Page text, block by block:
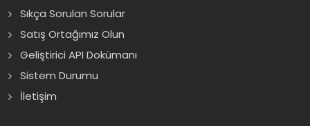
Sıkça Sorulan Sorular
Satış Ortağımız Olun
Geliştirici API Dokümanı
Sistem Durumu
İletişim